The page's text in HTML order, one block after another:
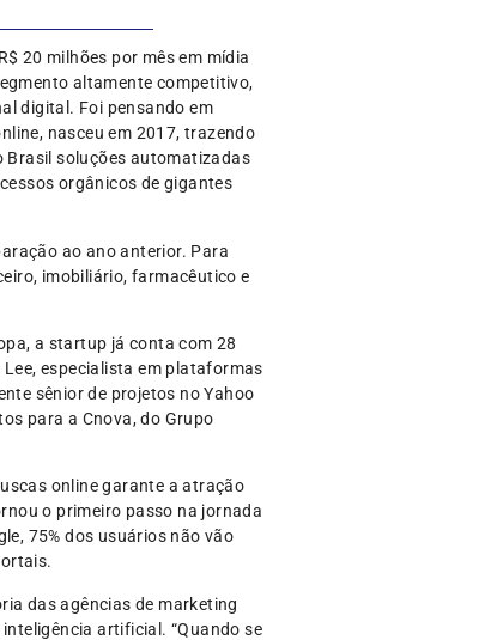
20 milhões por mês em mídia
altamente competitivo,
digital. Foi pensando em
nasceu em 2017, trazendo
Brasil soluções automatizadas
orgânicos de gigantes
ao ano anterior. Para
imobiliário, farmacêutico e
a startup já conta com 28
especialista em plataformas
sênior de projetos no Yahoo
para a Cnova, do Grupo
online garante a atração
o primeiro passo na jornada
75% dos usuários não vão
das agências de marketing
artificial. “Quando se